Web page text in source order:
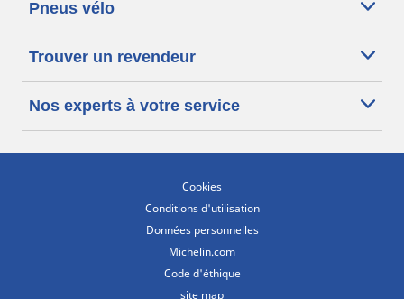
Pneus vélo
Trouver un revendeur
Nos experts à votre service
Cookies
Conditions d'utilisation
Données personnelles
Michelin.com
Code d'éthique
site map